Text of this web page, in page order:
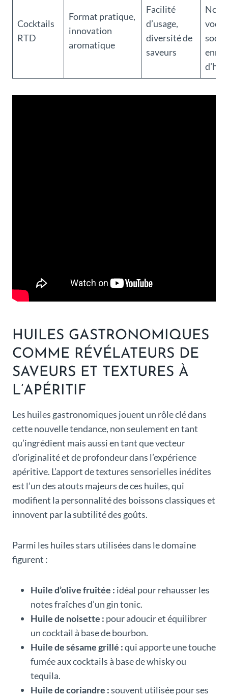
Cocktails
RTD
Format pratique,
innovation
aromatique
Facilité
d’usage,
diversité de
saveurs
soda
HUILES GASTRONOMIQUES
COMME RÉVÉLATEURS DE
SAVEURS ET TEXTURES À
L’APÉRITIF
Les huiles gastronomiques jouent un rôle clé dans
cette nouvelle tendance, non seulement en tant
qu’ingrédient mais aussi en tant que vecteur
d’originalité et de profondeur dans l’expérience
apéritive. L’apport de textures sensorielles inédites
est l’un des atouts majeurs de ces huiles, qui
modifient la personnalité des boissons classiques et
innovent par la subtilité des goûts.
Parmi les huiles stars utilisées dans le domaine
figurent :
Huile d’olive fruitée : idéal pour rehausser les
notes fraîches d’un gin tonic.
Huile de noisette : pour adoucir et équilibrer
un cocktail à base de bourbon.
Huile de sésame grillé :qui apporte une touche
fumée aux cocktails à base de whisky ou
tequila.
Huile de coriandre :souvent utilisée pour ses